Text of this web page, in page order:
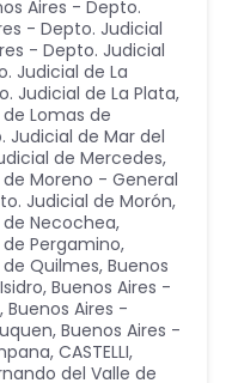
Aires - Depto.
- Depto. Judicial
- Depto. Judicial
Judicial de La
Judicial de La Plata,
Lomas de
Judicial de Mar del
de Mercedes,
Moreno - General
Judicial de Morón,
Necochea,
Pergamino,
Quilmes, Buenos
, Buenos Aires -
, Buenos Aires -
, Buenos Aires -
, CASTELLI,
del Valle de